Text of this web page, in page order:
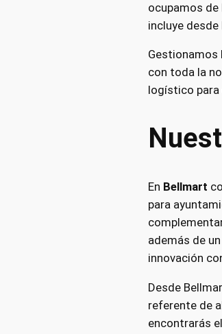
ocupamos de
incluye
Gestionamos
con toda la
logístico para
En Bellmart
para
además de
innovación
Desde
referente de
encontrarás